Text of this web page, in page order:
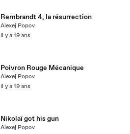
Rembrandt 4, la résurrection
Alexej Popov
il y a 19 ans
Poivron Rouge Mécanique
Alexej Popov
il y a 19 ans
Nikolaï got his gun
Alexej Popov